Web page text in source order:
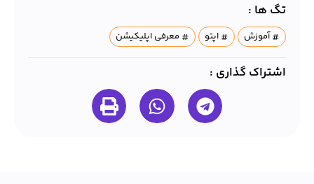
تگ ها :
آموزش اپتو معرفی اپلیکیشن
اشتراک گذاری :